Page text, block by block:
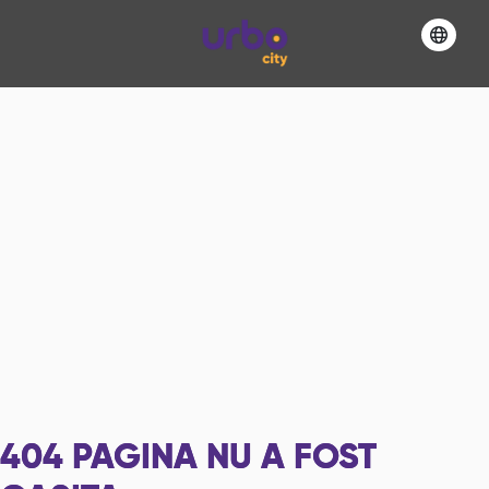
404 PAGINA NU A FOST